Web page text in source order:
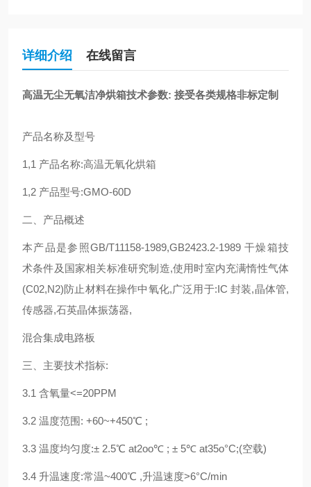
详细介绍 在线留言
高温无尘无氧洁净烘箱技术参数: 接受各类规格非标定制
产品名称及型号
1,1 产品名称:高温无氧化烘箱
1,2 产品型号:GMO-60D
二、产品概述
本产品是参照GB/T11158-1989,GB2423.2-1989干燥箱技
术条件及 国家相关标准研究制造,使用时室内充满惰性气体
(C02,N2)防止材料在操作中氧化,广泛用于:IC 封装,晶体管,
传感器,石英晶体振荡器,
混合集成电路板
三、主要技术指标:
3.1 含氧量<=20PPM
3.2 温度范围 : +60~+450℃ ;
3.3 温度均匀度:± 2.5℃ at2oo℃ ; ± 5℃ at35o°C;(空载)
3.4 升温速度:常温~400℃ ,升温速度>6°C/min